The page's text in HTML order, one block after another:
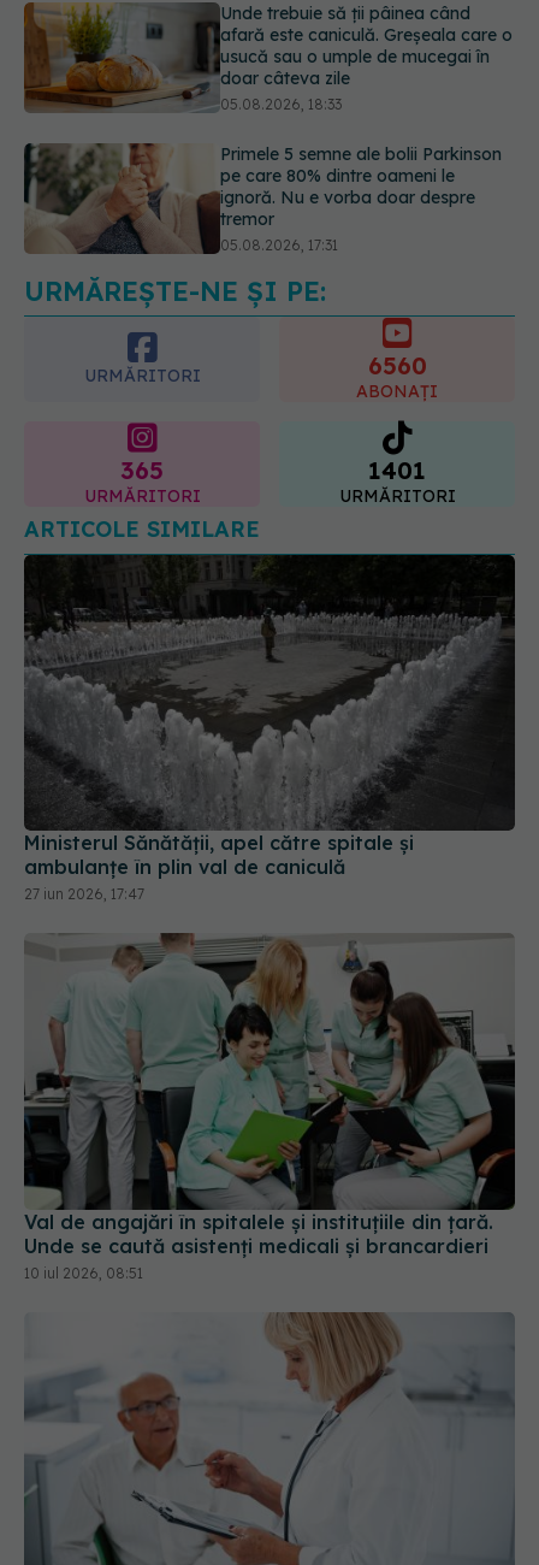
05.08.2026, 18:33
Primele 5 semne ale bolii Parkinson
pe care 80% dintre oameni le
ignoră. Nu e vorba doar despre
05.08.2026, 17:31
Gabriela Cristea, manifest pentru
respect și acceptare: Corpul
fiecăruia spune o poveste
URMĂREȘTE-NE ȘI PE:
URMĂRITORI 6560
ABONAȚI
365
URMĂRITORI
1401
URMĂRITORI
ARTICOLE SIMILARE
Ministerul Sănătății, apel către spitale și
ambulanțe în plin val de caniculă
27 iun 2026, 17:47
Val de angajări în spitalele și instituțiile din țară.
Unde se caută asistenți medicali și brancardieri
10 iul 2026, 08:51